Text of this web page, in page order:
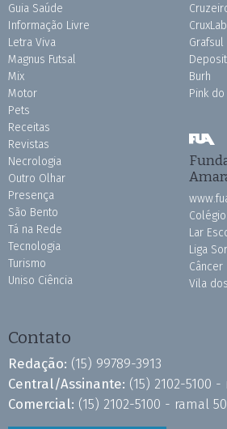
Guia Saúde
Informação Livre
Letra Viva
Magnus Futsal
Mix
Motor
Pets
Receitas
Revistas
Necrologia
Outro Olhar
Presença
São Bento
Tá na Rede
Tecnologia
Turismo
Uniso Ciência
CruxLab
Grafsul
Burh
Pink do
Lar
Liga
Câncer
Vila
Contato
Redação: (15) 99789-3913
Central/Assinante: (15) 2102-5100 -
Comercial: (15) 2102-5100 - ramal